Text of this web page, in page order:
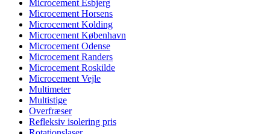
Microcement Esbjerg
Microcement Horsens
Microcement Kolding
Microcement København
Microcement Odense
Microcement Randers
Microcement Roskilde
Microcement Vejle
Multimeter
Multistige
Overfræser
Refleksiv isolering pris